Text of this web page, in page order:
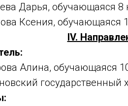
Дарья, обучающаяся
Ксения,
IV.
Алина, обучающаяся
государственный